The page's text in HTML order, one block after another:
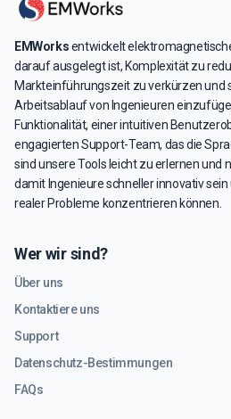
EMWorksentwickelt
darauf ausgelegt ist, Komplexität zu
Markteinführungszeit zu verkürzen und
Arbeitsablauf von Ingenieuren
Funktionalität, einer intuitiven
engagierten Support-Team, das die
sind unsere Tools leicht zu erlernen und
damit Ingenieure schneller innovativ
realer Probleme konzentrieren können.
Wer wir sind?
Über uns
Kontaktiere uns
Support
Datenschutz-Bestimmungen
FAQs